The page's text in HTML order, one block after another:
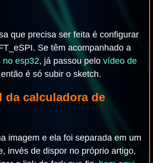
que precisa ser feita é configurar
Se têm acompanhado a
no esp32, já passou pelo vídeo de
é só subir o sketch.
da calculadora de
imagem e ela foi separada em um
invés de dispor no próprio artigo,